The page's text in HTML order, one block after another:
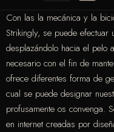
Con las la mecánica y la
Strikingly, se puede efectuar
desplazándolo hacia el pelo
necesario con el fin de
ofrece diferentes forma de
cual se puede designar
profusamente os convenga.
en internet creadas por